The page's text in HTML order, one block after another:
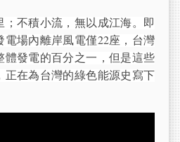
不積小流，無以成江海。即
場內離岸風電僅22座，台灣
體發電的百分之一，但是這些
正在為台灣的綠色能源史寫下